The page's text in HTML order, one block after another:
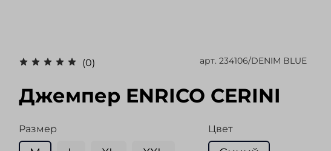
(0) арт. 234106/DENIM BLUE
Джемпер ENRICO CERINI
Размер Цвет